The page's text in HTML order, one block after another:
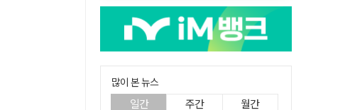
많이 본 뉴스
일간 주간 월간